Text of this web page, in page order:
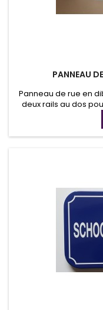
PANNEAU
Panneau de rue en
deux rails au dos
numérique, résistant